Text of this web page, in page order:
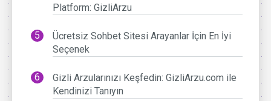
Platform: GizliArzu
Ücretsiz Sohbet Sitesi Arayanlar İçin En İyi
Seçenek
Gizli Arzularınızı Keşfedin: GizliArzu.com ile
Kendinizi Tanıyın